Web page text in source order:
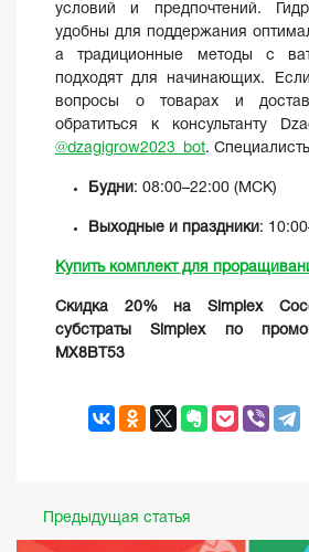
условий и предпочтений.
удобны для поддержания
а традиционные методы с
подходят для начинающих.
вопросы о товарах и
обратиться к консультанту
@dzagigrow2023_bot.
Будни: 08:00–22:00 (МСК)
Выходные и праздники:
Купить комплект для
Скидка 20% на Simplex
субстраты Simplex по
MX8BT53
Предыдущая статья